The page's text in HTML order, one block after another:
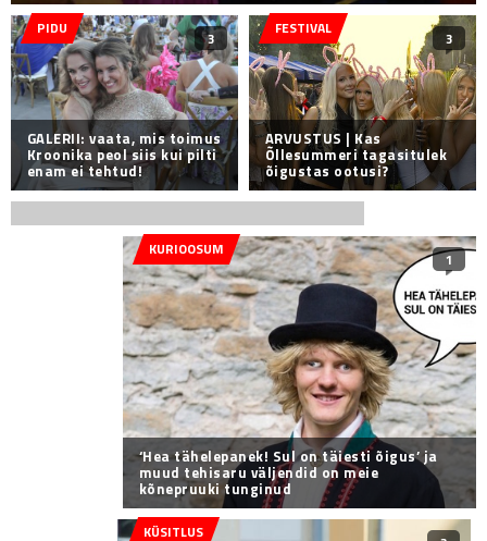
FESTIVAL
3
ARVUSTUS | Kas
Õllesummeri tagasitulek
õigustas ootusi?
PIDU
3
GALERII: vaata, mis toimus
Kroonika peol siis kui pilti
enam ei tehtud!
KURIOOSUM
1
‘Hea tähelepanek! Sul on täiesti õigus’ ja
muud tehisaru väljendid on meie
kõnepruuki tunginud
KÜSITLUS